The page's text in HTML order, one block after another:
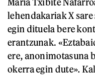
lehendakariak X
egin dituela bere
erantzunak.
ere, anonimotasuna
okerra egin dute».